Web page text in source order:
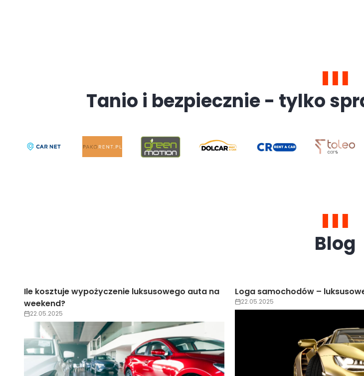
Tanio i bezpiecznie - tylko
Blog
Ile kosztuje wypożyczenie luksusowego auta na
weekend?
22.05.2025
Loga samochodów –
22.05.2025